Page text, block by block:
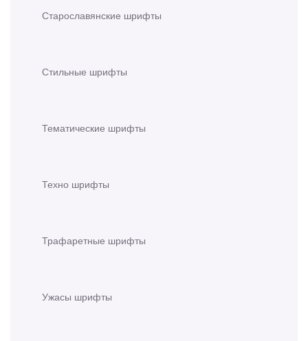
Старославянские шрифты
Стильные шрифты
Тематические шрифты
Техно шрифты
Трафаретные шрифты
Ужасы шрифты